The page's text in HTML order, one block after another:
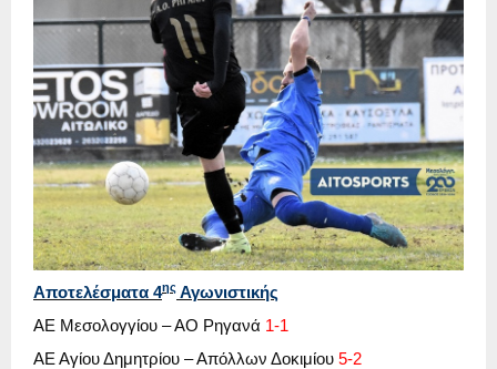
Αποτελέσματα 4ης Αγωνιστικής
ΑΕ Μεσολογγίου – ΑΟ Ρηγανά 1-1
ΑΕ Αγίου Δημητρίου – Απόλλων Δοκιμίου 5-2